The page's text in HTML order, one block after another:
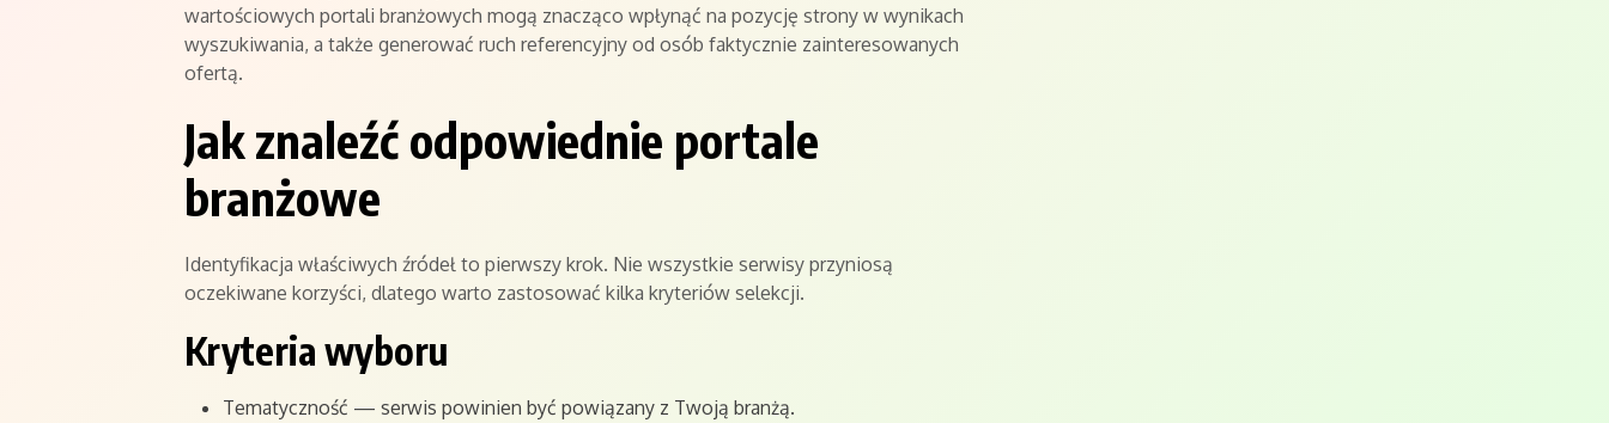
wartościowych portali branżowych mogą znacząco wpłynąć na pozycję strony w wynikach
wyszukiwania, a także generować ruch referencyjny od osób faktycznie zainteresowanych
ofertą.
Jak znaleźć odpowiednie portale
branżowe
Identyfikacja właściwych źródeł to pierwszy krok. Nie wszystkie serwisy przyniosą
oczekiwane korzyści, dlatego warto zastosować kilka kryteriów selekcji.
Kryteria wyboru
Tematyczność — serwis powinien być powiązany z Twoją branżą.